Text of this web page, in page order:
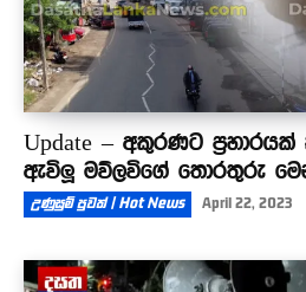
Update – අකුරණට
ඇවිලූ මව්ලවිගේ තොරතුරු
උණුසුම් පුවත් | Hot News April 22, 2023